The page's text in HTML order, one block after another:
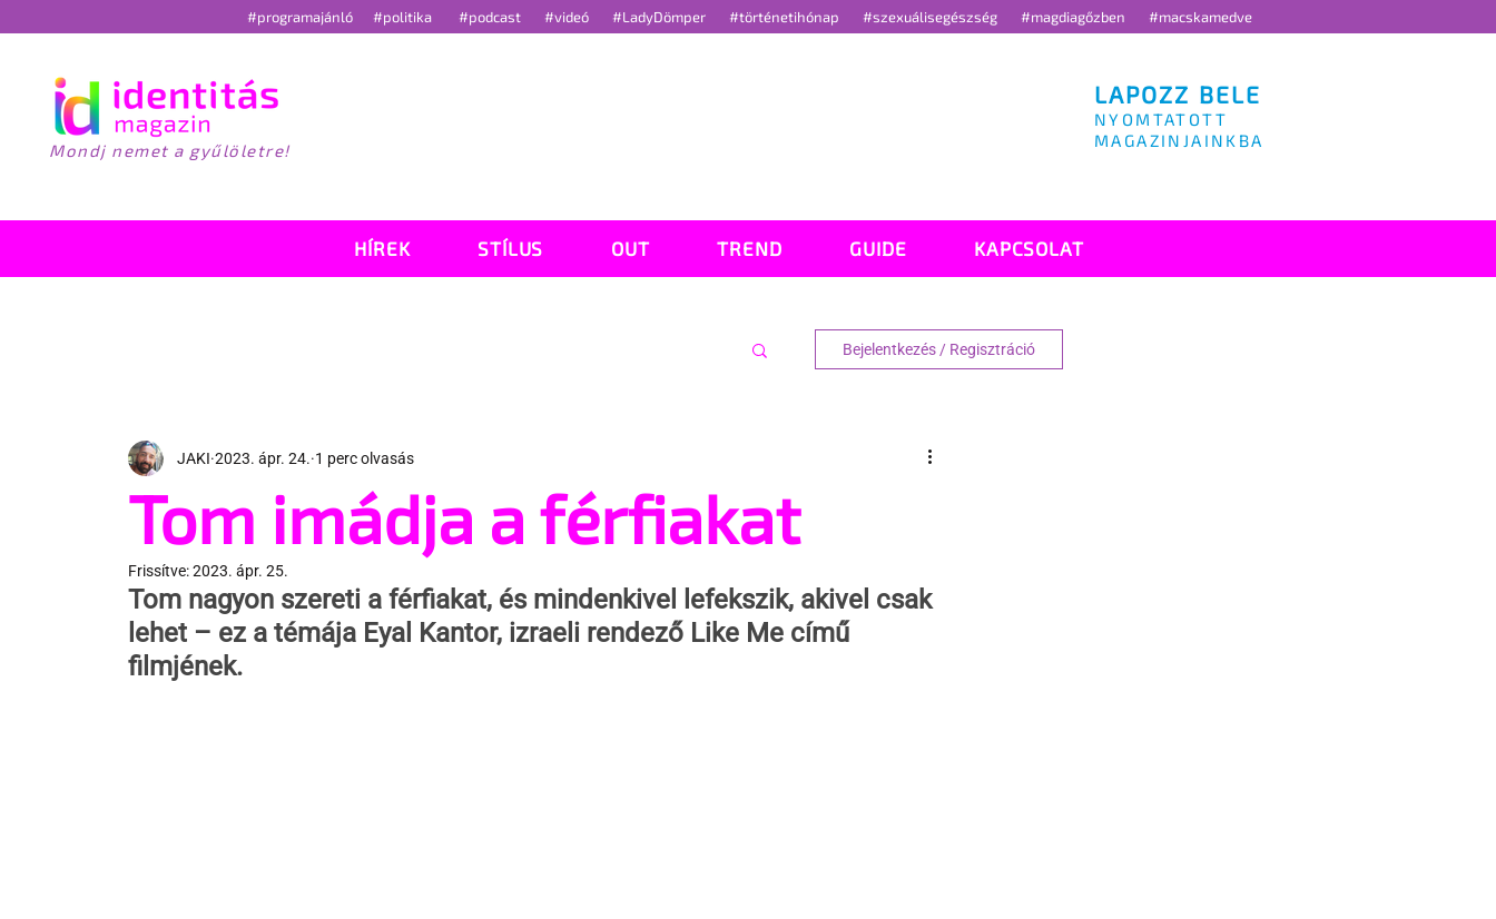
#programajánló #politika #podcast #videó #LadyDömper #történetihónap #szexuálisegészség #magdiagőzben #macskamedve
Mondj nemet a gyűlöletre!
LAPOZZ BELE
NYOMTATOTT
MAGAZINJAINKBA
HÍREK STÍLUS OUT TREND GUIDE KAPCSOLAT
Bejelentkezés / Regisztráció
Tom imádja a férfiakat
JAKI 2023. ápr. 24. 1 perc olvasás
Frissítve:2023. ápr. 25.
Tom nagyon szereti a férfiakat, és mindenkivel lefekszik, akivel csak
lehet – ez a témája Eyal Kantor, izraeli rendező Like Me című
filmjének.